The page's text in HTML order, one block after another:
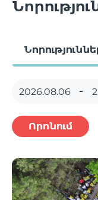
Որոնում